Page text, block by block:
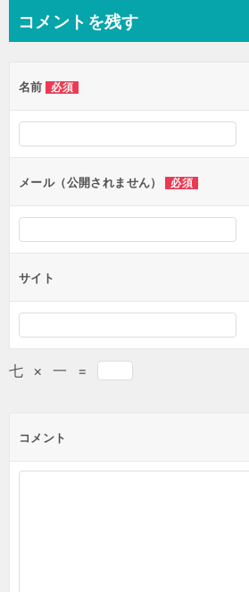
コメントを残す
名前 必須
メール（公開されません） 必須
サイト
七 × 一 =
コメント